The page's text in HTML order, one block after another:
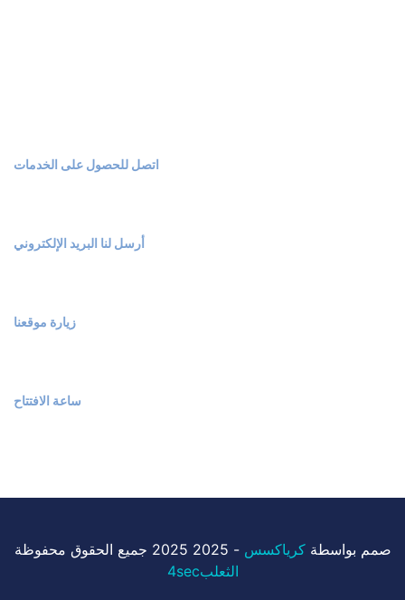
اتصل للحصول على الخدمات
أرسل لنا البريد الإلكتروني
زيارة موقعنا
ساعة الافتتاح
صمم بواسطةكرياكسس- 2025 2025 جميع الحقوق محفوظة
الثعلب4sec